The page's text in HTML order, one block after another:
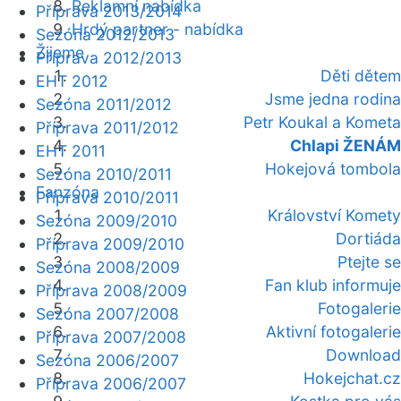
Reklamní nabídka
Hrdý partner - nabídka
Žijeme
Děti dětem
Jsme jedna rodina
Petr Koukal a Kometa
Chlapi ŽENÁM
Hokejová tombola
Fanzóna
Království Komety
Dortiáda
Ptejte se
Fan klub informuje
Fotogalerie
Aktivní fotogalerie
Download
Hokejchat.cz
Příprava 2013/2014
Sezóna 2012/2013
Příprava 2012/2013
EHT 2012
Sezóna 2011/2012
Příprava 2011/2012
EHT 2011
Sezóna 2010/2011
Příprava 2010/2011
Sezóna 2009/2010
Příprava 2009/2010
Sezóna 2008/2009
Příprava 2008/2009
Sezóna 2007/2008
Příprava 2007/2008
Sezóna 2006/2007
Příprava 2006/2007